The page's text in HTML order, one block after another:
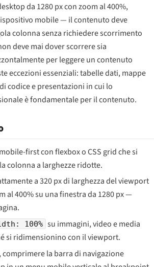
da 1280 px con zoom al 400%,
mobile — il contenuto deve
colonna senza richiedere scorrimento
deve mai dover scorrere sia
per leggere un contenuto
eccezioni essenziali: tabelle dati, mappe
codice e presentazioni in cui lo
è fondamentale per il contenuto.
first con flexbox o CSS grid che si
colonna a larghezze ridotte.
a 320 px di larghezza del viewport
al 400% su una finestra da 1280 px —
100% su immagini, video e media
si ridimensionino con il viewport.
comprimere la barra di navigazione